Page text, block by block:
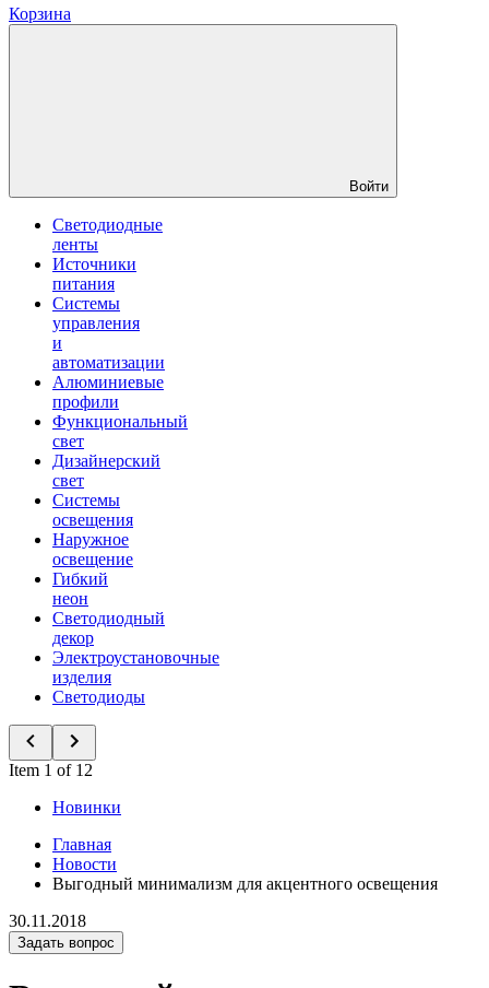
Корзина
Войти
Светодиодные
ленты
Источники
питания
Системы
управления
и
автоматизации
Алюминиевые
профили
Функциональный
свет
Дизайнерский
свет
Системы
освещения
Наружное
освещение
Гибкий
неон
Светодиодный
декор
Электроустановочные
изделия
Светодиоды
Item 1 of 12
Новинки
Главная
Новости
Выгодный минимализм для акцентного освещения
30.11.2018
Задать вопрос